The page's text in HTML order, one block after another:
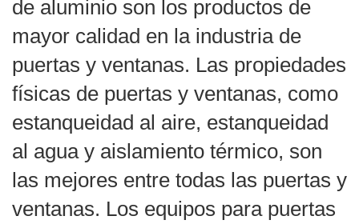
de aluminio son los productos de
mayor calidad en la industria de
puertas y ventanas. Las propiedades
físicas de puertas y ventanas, como
estanqueidad al aire, estanqueidad
al agua y aislamiento térmico, son
las mejores entre todas las puertas y
ventanas. Los equipos para puertas